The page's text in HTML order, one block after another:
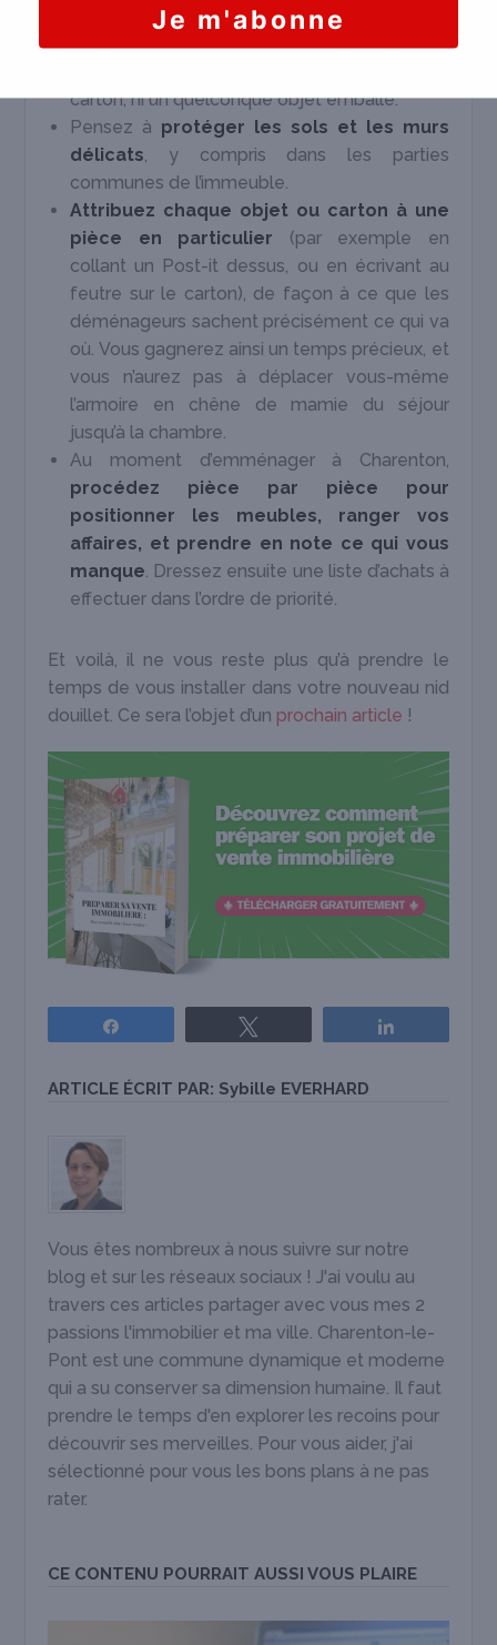
professionnels,veillez à être présent(e)
sur place pour le déchargement. Vérifiez
carton, ni un quelconque objet emballé.
Pensez à protéger les sols et les murs
délicats , y compris dans les parties
communes de l’immeuble.
Attribuez chaque objet ou carton à une
pièce en particulier (par exemple en
collant un Post-it dessus, ou en écrivant au
feutre sur le carton), de façon à ce que les
déménageurs sachent précisément ce qui va
où. Vous gagnerez ainsi un temps précieux, et
vous n’aurez pas à déplacer vous-même
l’armoire en chêne de mamie du séjour
jusqu’à la chambre.
Au moment d’emménager à Charenton,
procédez pièce par pièce pour
positionner les meubles, ranger vos
affaires, et prendre en note ce qui vous
manque . Dressez ensuite une liste d’achats à
effectuer dans l’ordre de priorité.
Et voilà, il ne vous reste plus qu’à prendre le
temps de vous installer dans votre nouveau nid
douillet. Ce sera l’objet d’un prochain article !
ARTICLE ÉCRIT PAR: Sybille EVERHARD
Vous êtes nombreux à nous suivre sur notre
blog et sur les réseaux sociaux ! J'ai voulu au
travers ces articles partager avec vous mes 2
passions l'immobilier et ma ville. Charenton-le-
Pont est une commune dynamique et moderne
qui a su conserver sa dimension humaine. Il faut
prendre le temps d'en explorer les recoins pour
découvrir ses merveilles. Pour vous aider, j'ai
sélectionné pour vous les bons plans à ne pas
rater.
CE CONTENU POURRAIT AUSSI VOUS PLAIRE